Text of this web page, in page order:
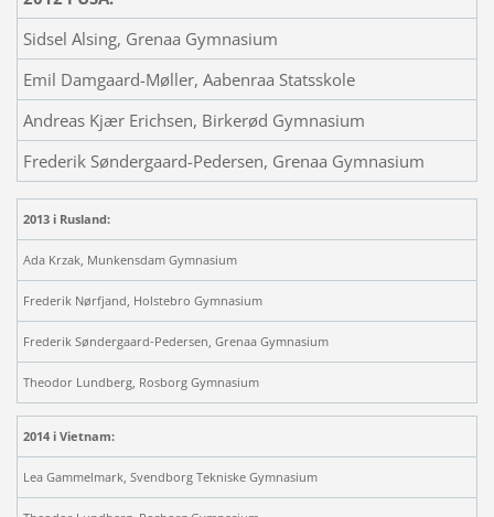
Sidsel Alsing, Grenaa Gymnasium
Emil Damgaard-Møller, Aabenraa Statsskole
Andreas Kjær Erichsen, Birkerød Gymnasium
Frederik Søndergaard-Pedersen, Grenaa Gymnasium
2013 i Rusland:
Ada Krzak, Munkensdam Gymnasium
Frederik Nørfjand, Holstebro Gymnasium
Frederik Søndergaard-Pedersen, Grenaa Gymnasium
Theodor Lundberg, Rosborg Gymnasium
2014 i Vietnam:
Lea Gammelmark, Svendborg Tekniske Gymnasium